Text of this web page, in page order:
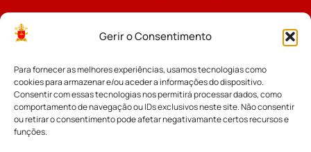
Gerir o Consentimento
Para fornecer as melhores experiências, usamos tecnologias como
cookies para armazenar e/ou aceder a informações do dispositivo.
Consentir com essas tecnologias nos permitirá processar dados, como
comportamento de navegação ou IDs exclusivos neste site. Não consentir
ou retirar o consentimento pode afetar negativamante certos recursos e
funções.
Padroeira
Notícias
Notícias da Arquidiocese
Notícias Cáritas
Cúria Diocesana
Fundo Diocesano